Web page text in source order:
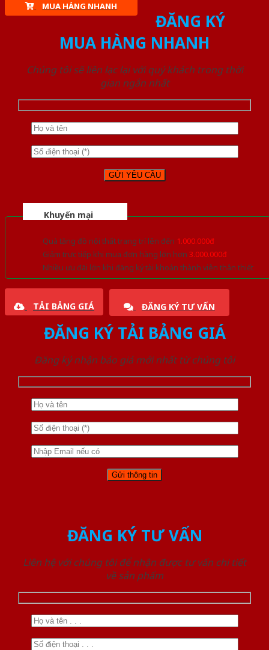
MUA HÀNG NHANH
ĐĂNG KÝ
MUA HÀNG NHANH
Chúng tôi sẽ liên lạc lại với quý khách trong thời
gian ngắn nhất
Khuyến mại
Quà tặng đồ nội thất trang trí lên đến 1.000.000đ
Giảm trực tiếp khi mua đơn hàng lớn hơn 3.000.000đ
Nhiều ưu đãi lớn khi đăng ký tài khoản thành viên thân thiết
TẢI BẢNG GIÁ ĐĂNG KÝ TƯ VẤN
ĐĂNG KÝ TẢI BẢNG GIÁ
Đăng ký nhận báo giá mới nhất từ chúng tôi
ĐĂNG KÝ TƯ VẤN
Liên hệ với chúng tôi để nhận được tư vấn chi tiết
về sản phẩm